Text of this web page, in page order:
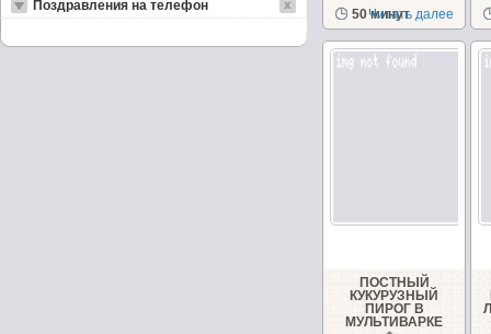
довольно
популярный
десерт в Индии....
50 минут
Читать далее
ПОСТНЫЙ
КУКУРУЗНЫЙ
ПИРОГ В
МУЛЬТИВАРКЕ
Поздравления на телефон